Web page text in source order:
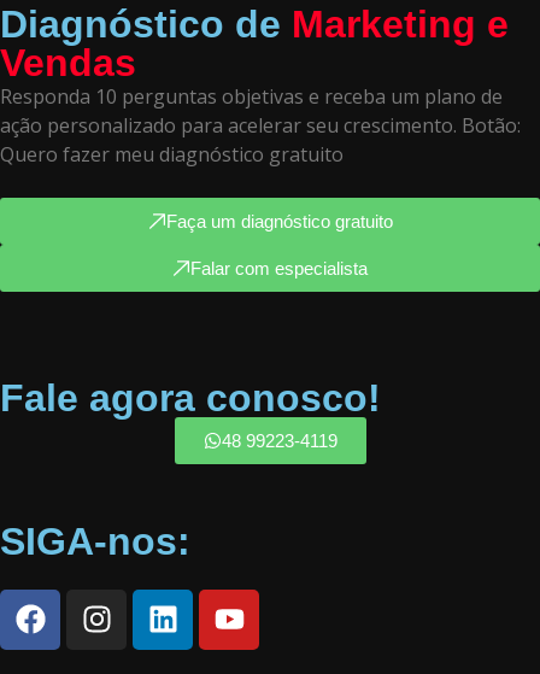
Diagnóstico de Marketing e
Vendas
Responda 10 perguntas objetivas e receba um plano de
ação personalizado para acelerar seu crescimento. Botão:
Quero fazer meu diagnóstico gratuito
Faça um diagnóstico gratuito
Falar com especialista
Fale agora conosco!
48 99223-4119
SIGA-nos: